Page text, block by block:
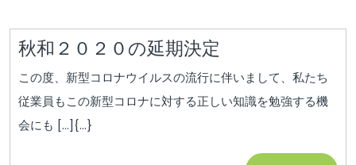
秋和２０２０の延期決定
和
２
０
この度、新型コロナウイルスの流行に伴いまして、私たち
従業員もこの新型コロナに対する正しい知識を勉強する機
会にも […]{...}